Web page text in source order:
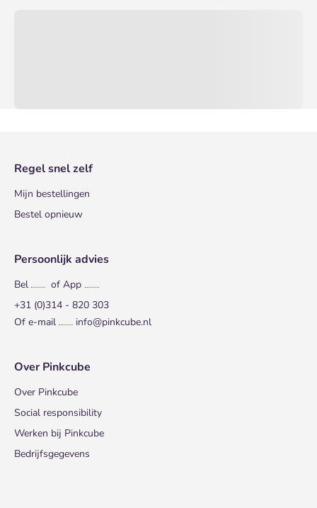
Regel snel zelf
Mijn bestellingen
Bestel opnieuw
Persoonlijk advies
Bel
of App
+31 (0)314 - 820 303
Of e-mail
info@pinkcube.nl
Over Pinkcube
Over Pinkcube
Social responsibility
Werken bij Pinkcube
Bedrijfsgegevens